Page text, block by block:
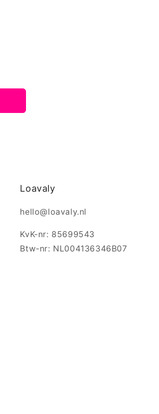
Loavaly
hello@loavaly.nl
KvK-nr: 85699543
Btw-nr: NL004136346B07